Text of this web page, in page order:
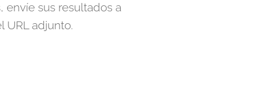
envíe sus resultados a
URL adjunto.